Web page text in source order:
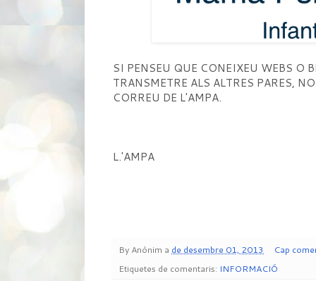
SI PENSEU QUE CONEIXEU WEBS O
TRANSMETRE ALS ALTRES PARES,
CORREU DE L'AMPA.
L.'AMPA
By Anònim a de desembre 01, 2013
Cap
Etiquetes de comentaris: INFORMACIÓ